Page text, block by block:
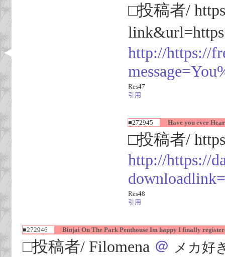
□投稿者/
http://https://
Res47
引用
■272945 Have you ever
□投稿者/
http://https://
Res48
引用
■272946 Binjai On The Park Penthouse Im happy I finally
□投稿者/ Filomena ＠ メカ好